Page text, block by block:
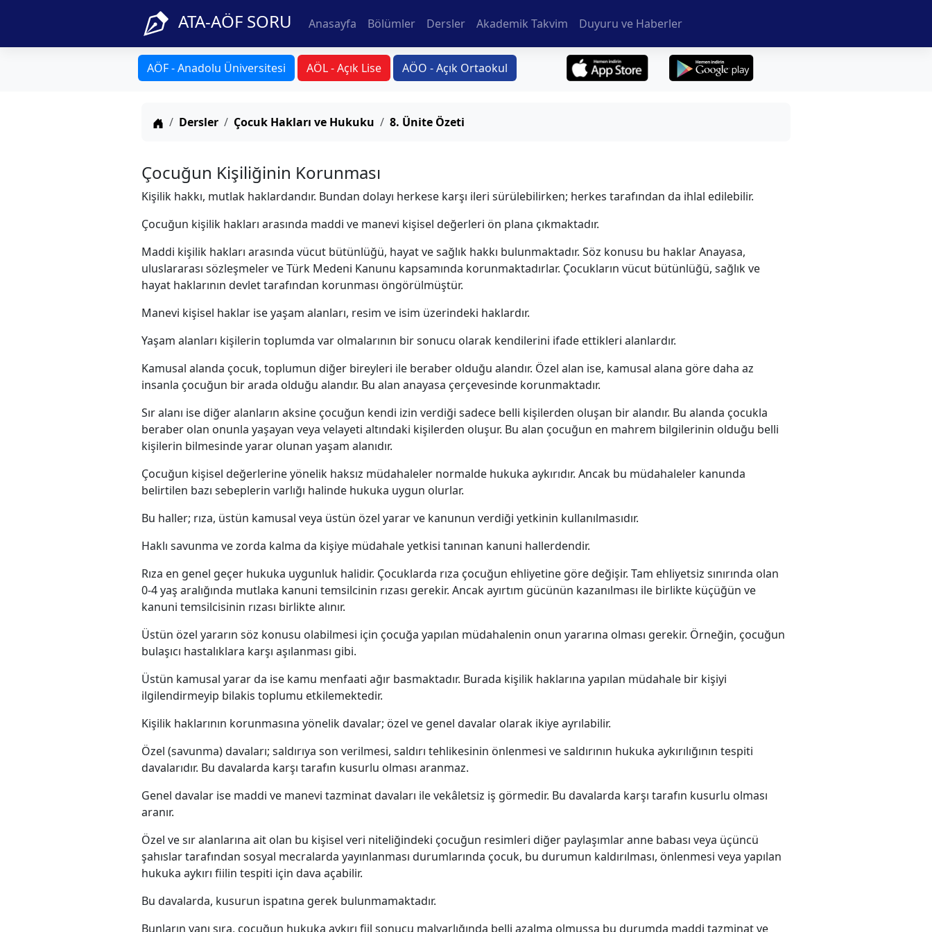
ATA-AÖF SORU Anasayfa Bölümler Dersler Akademik Takvim Duyuru ve Haberler
AÖF - Anadolu Üniversitesi AÖL - Açık Lise AÖO - Açık Ortaokul
Anasayfa
Dersler Çocuk Hakları ve Hukuku 8. Ünite Özeti
Çocuğun Kişiliğinin Korunması
Kişilik hakkı, mutlak haklardandır. Bundan dolayı herkese karşı ileri sürülebilirken; herkes tarafından da ihlal edilebilir.
Çocuğun kişilik hakları arasında maddi ve manevi kişisel değerleri ön plana çıkmaktadır.
Maddi kişilik hakları arasında vücut bütünlüğü, hayat ve sağlık hakkı bulunmaktadır. Söz konusu bu haklar Anayasa,
uluslararası sözleşmeler ve Türk Medeni Kanunu kapsamında korunmaktadırlar. Çocukların vücut bütünlüğü, sağlık ve
hayat haklarının devlet tarafından korunması öngörülmüştür.
Manevi kişisel haklar ise yaşam alanları, resim ve isim üzerindeki haklardır.
Yaşam alanları kişilerin toplumda var olmalarının bir sonucu olarak kendilerini ifade ettikleri alanlardır.
Kamusal alanda çocuk, toplumun diğer bireyleri ile beraber olduğu alandır. Özel alan ise, kamusal alana göre daha az
insanla çocuğun bir arada olduğu alandır. Bu alan anayasa çerçevesinde korunmaktadır.
Sır alanı ise diğer alanların aksine çocuğun kendi izin verdiği sadece belli kişilerden oluşan bir alandır. Bu alanda çocukla
beraber olan onunla yaşayan veya velayeti altındaki kişilerden oluşur. Bu alan çocuğun en mahrem bilgilerinin olduğu belli
kişilerin bilmesinde yarar olunan yaşam alanıdır.
Çocuğun kişisel değerlerine yönelik haksız müdahaleler normalde hukuka aykırıdır. Ancak bu müdahaleler kanunda
belirtilen bazı sebeplerin varlığı halinde hukuka uygun olurlar.
Bu haller; rıza, üstün kamusal veya üstün özel yarar ve kanunun verdiği yetkinin kullanılmasıdır.
Haklı savunma ve zorda kalma da kişiye müdahale yetkisi tanınan kanuni hallerdendir.
Rıza en genel geçer hukuka uygunluk halidir. Çocuklarda rıza çocuğun ehliyetine göre değişir. Tam ehliyetsiz sınırında olan
0-4 yaş aralığında mutlaka kanuni temsilcinin rızası gerekir. Ancak ayırtım gücünün kazanılması ile birlikte küçüğün ve
kanuni temsilcisinin rızası birlikte alınır.
Üstün özel yararın söz konusu olabilmesi için çocuğa yapılan müdahalenin onun yararına olması gerekir. Örneğin, çocuğun
bulaşıcı hastalıklara karşı aşılanması gibi.
Üstün kamusal yarar da ise kamu menfaati ağır basmaktadır. Burada kişilik haklarına yapılan müdahale bir kişiyi
ilgilendirmeyip bilakis toplumu etkilemektedir.
Kişilik haklarının korunmasına yönelik davalar; özel ve genel davalar olarak ikiye ayrılabilir.
Özel (savunma) davaları; saldırıya son verilmesi, saldırı tehlikesinin önlenmesi ve saldırının hukuka aykırılığının tespiti
davalarıdır. Bu davalarda karşı tarafın kusurlu olması aranmaz.
Genel davalar ise maddi ve manevi tazminat davaları ile vekâletsiz iş görmedir. Bu davalarda karşı tarafın kusurlu olması
aranır.
Özel ve sır alanlarına ait olan bu kişisel veri niteliğindeki çocuğun resimleri diğer paylaşımlar anne babası veya üçüncü
şahıslar tarafından sosyal mecralarda yayınlanması durumlarında çocuk, bu durumun kaldırılması, önlenmesi veya yapılan
hukuka aykırı fiilin tespiti için dava açabilir.
Bu davalarda, kusurun ispatına gerek bulunmamaktadır.
Bunların yanı sıra, çocuğun hukuka aykırı fiil sonucu malvarlığında belli azalma olmuşsa bu durumda maddi tazminat ve